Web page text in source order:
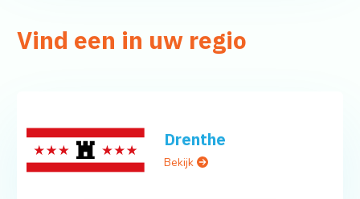
Vind een in uw regio
Drenthe
Bekijk